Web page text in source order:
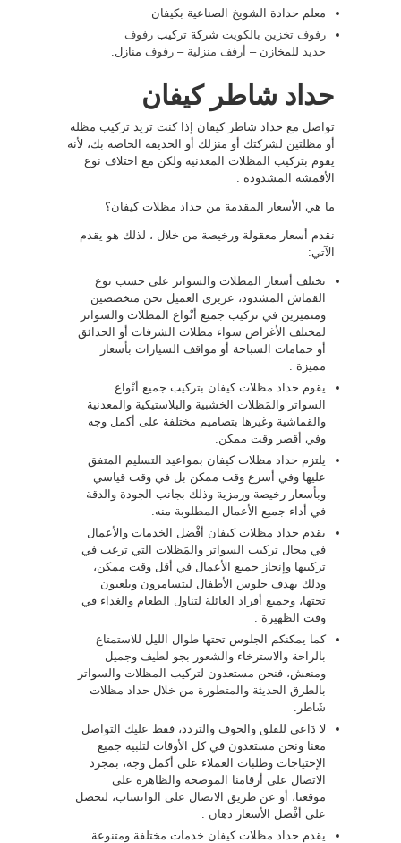
معلم حدادة الشويخ الصناعية بكيفان
رفوف تخزين بالكويت شركة تركيب رفوف
حديد للمخازن – أرفف منزلية – رفوف منازل.
حداد شاطر كيفان
تواصل مع حداد شاطر كيفان إذا كنت تريد تركيب مظلة
أو مظلتين لشركتك أو منزلك أو الحديقة الخاصة بك، لأنه
يقوم بتركيب المظلات المعدنية ولكن مع اختلاف نوع
الأقمشة المشدودة .
ما هي الأسعار المقدمة من حداد مظلات كيفان؟
نقدم أسعار معقولة ورخيصة من خلال ، لذلك هو يقدم
الآتي:
تختلف أسعار المظلات والسواتر على حسب نوع
القماش المشدود، عزيزى العميل نحن متخصصين
ومتميزين في تركيب جميع أنْواع المظلات والسواتر
لمختلف الأغراض سواء مظلات الشرفات أو الحدائق
أو حمامات السباحة أو مواقف السيارات بأسعار
مميزة .
يقوم حداد مظلات كيفان بتركيب جميع أنْواع
السواتر والمَظلات الخشبية والبلاستيكية والمعدنية
والقماشية وغيرها بتصاميم مختلفة على أكمل وجه
وفي أقصر وقت ممكن.
يلتزم حداد مظلات كيفان بمواعيد التسليم المتفق
عليها وفي أسرع وقت ممكن بل في وقت قياسي
وبأسعار رخيصة ورمزية وذلك بجانب الجودة والدقة
في أداء جميع الأعمال المطلوبة منه.
يقدم حداد مظلات كيفان أفْضل الخدمات والأعمال
في مجال تركيب السواتر والمَظلات التي ترغب في
تركيبها وإنجاز جميع الأعمال في أقل وقت ممكن،
وذلك بهدف جلوس الأطفال ليتسامرون ويلعبون
تحتها، وجميع أفراد العائلة لتناول الطعام والغذاء في
وقت الظهيرة .
كما يمكنكم الجلوس تحتها طوال الليل للاستمتاع
بالراحة والاسترخاء والشعور بجو لطيف وجميل
ومنعش، فنحن مستعدون لتركيب المظلات والسواتر
بالطرق الحديثة والمتطورة من خلال حداد مظلات
شَاطر.
لا دَاعي للقلق والخوف والتردد، فقط عليك التواصل
معنا ونحن مستعدون في كل الأوقات لتلبية جميع
الإحتياجات وطلبات العملاء على أكمل وجه، بمجرد
الاتصال على أرقامنا الموضحة والظاهرة على
موقعنا، أو عن طريق الاتصال على الواتساب، لتحصل
على أفْضل الأسعار دهان
يقدم حداد مظلات كيفان خدمات مختلفة ومتنوعة